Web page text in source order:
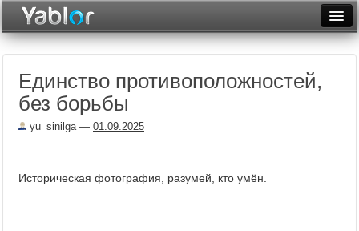
Неделя
Архив
Единство противоположностей,
без борьбы
yu_sinilga— 01.09.2025
Историческая фотография, разумей, кто умён.